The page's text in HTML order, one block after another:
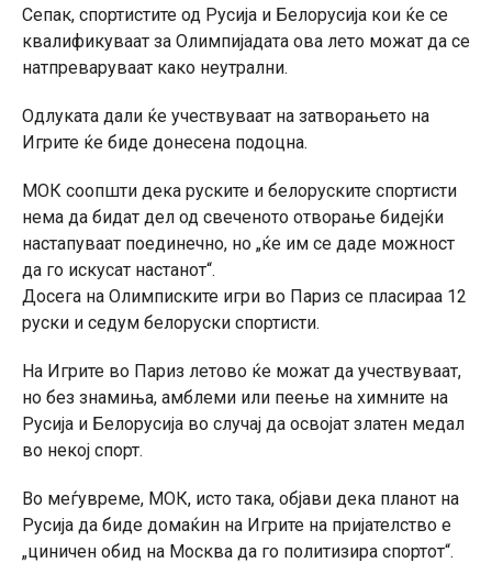
Сепак, спортистите од Русија и Белорусија кои ќе се
квалификуваат за Олимпијадата ова лето можат да се
натпреваруваат како неутрални.
Одлуката дали ќе учествуваат на затворањето на
Игрите ќе биде донесена подоцна.
МОК соопшти дека руските и белоруските спортисти
нема да бидат дел од свеченото отворање бидејќи
настапуваат поединечно, но „ќе им се даде можност
да го искусат настанот“.
Досега на Олимписките игри во Париз се пласираа 12
руски и седум белоруски спортисти.
На Игрите во Париз летово ќе можат да учествуваат,
но без знамиња, амблеми или пеење на химните на
Русија и Белорусија во случај да освојат златен медал
во некој спорт.
Во меѓувреме, МОК, исто така, објави дека планот на
Русија да биде домаќин на Игрите на пријателство е
„циничен обид на Москва да го политизира спортот“.